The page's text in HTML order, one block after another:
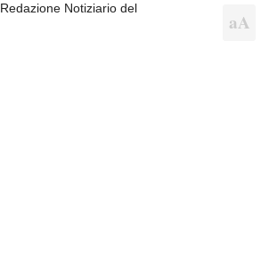
Redazione Notiziario del